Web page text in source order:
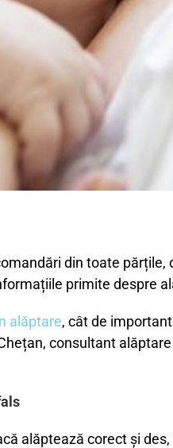
din toate
primite despre
alăptare, cât de
consultant
alăptează corect și